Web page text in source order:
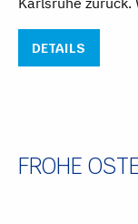
DETAILS
FROHE